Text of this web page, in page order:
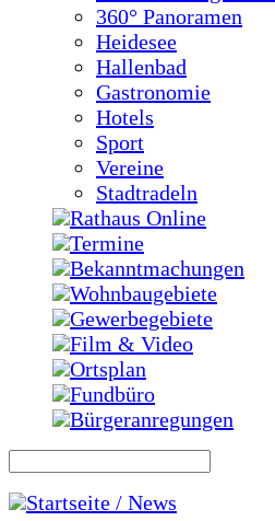
360° Panoramen
Heidesee
Hallenbad
Gastronomie
Hotels
Sport
Vereine
Stadtradeln
Rathaus Online
Termine
Bekanntmachungen
Wohnbaugebiete
Gewerbegebiete
Film & Video
Ortsplan
Fundbüro
Bürgeranregungen
Startseite / News